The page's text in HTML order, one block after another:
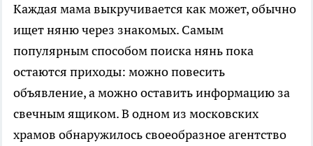
Каждая мама выкручивается как может, обычно
ищет няню через знакомых. Самым
популярным способом поиска нянь пока
остаются приходы: можно повесить
объявление, а можно оставить информацию за
свечным ящиком. В одном из московских
храмов обнаружилось своеобразное агентство